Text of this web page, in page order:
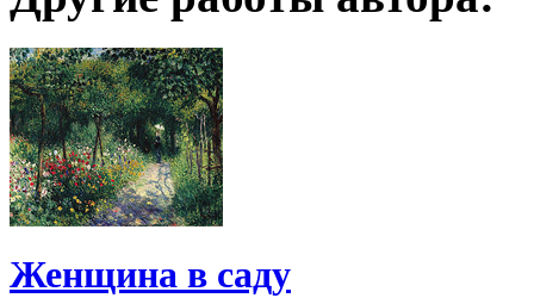
Женщина в саду